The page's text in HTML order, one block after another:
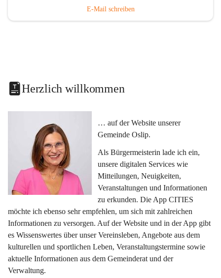
E-Mail schreiben
Herzlich willkommen
… auf der Website unserer
Gemeinde Oslip.
Als Bürgermeisterin lade ich ein,
unsere digitalen Services wie
Mitteilungen, Neuigkeiten,
Veranstaltungen und Informationen
zu erkunden. Die App CITIES
möchte ich ebenso sehr empfehlen, um sich mit zahlreichen
Informationen zu versorgen. Auf der Website und in der App gibt
es Wissenswertes über unser Vereinsleben, Angebote aus dem
kulturellen und sportlichen Leben, Veranstaltungstermine sowie
aktuelle Informationen aus dem Gemeinderat und der
Verwaltung.